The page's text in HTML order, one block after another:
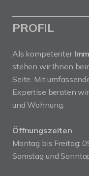
PROFIL
Als kompetenter
stehen wir Ihnen
Seite. Mit
Expertise beraten
und Wohnung.
Öffnungszeiten
Montag bis Freitag:
Samstag und